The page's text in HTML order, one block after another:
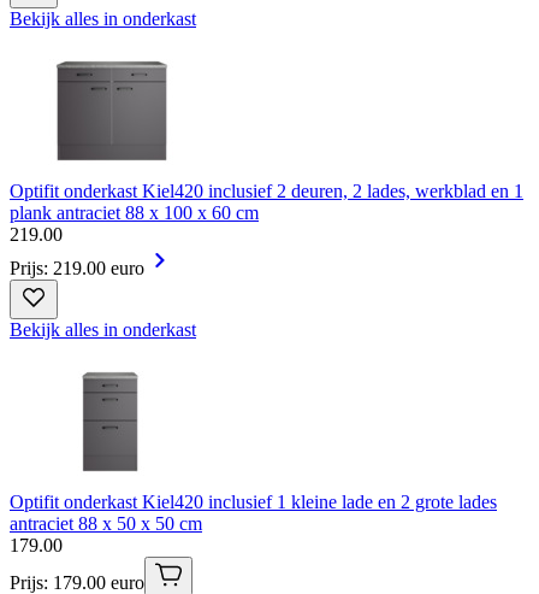
Bekijk alles in onderkast
Optifit onderkast Kiel420 inclusief 2 deuren, 2 lades, werkblad en 1
plank antraciet 88 x 100 x 60 cm
219.00
Prijs: 219.00 euro
Bekijk alles in onderkast
Optifit onderkast Kiel420 inclusief 1 kleine lade en 2 grote lades
antraciet 88 x 50 x 50 cm
179.00
Prijs: 179.00 euro